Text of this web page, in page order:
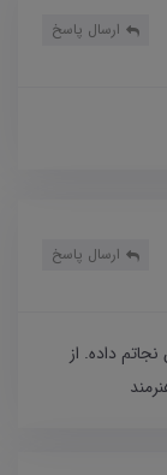
ارسال پاسخ
ارسال پاسخ
داده. از